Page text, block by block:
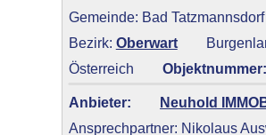
Gemeinde: Bad Tatzmannsdorf
Bezirk: Oberwart
Österreich
Objektnummer:
Anbieter:
Neuhold
Ansprechpartner: Nikolaus